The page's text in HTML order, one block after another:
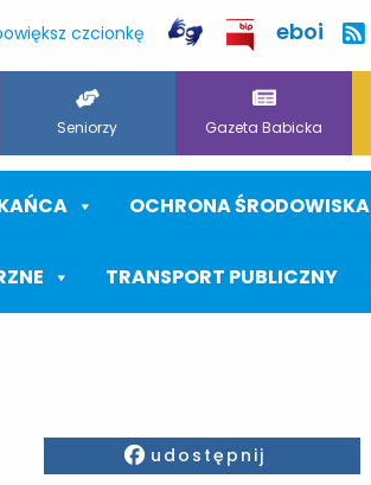
czcionkę eboi
Seniorzy Gazeta Babicka
OCHRONA ŚRODOWISKA
TRANSPORT PUBLICZNY
Facebook
udostępnij